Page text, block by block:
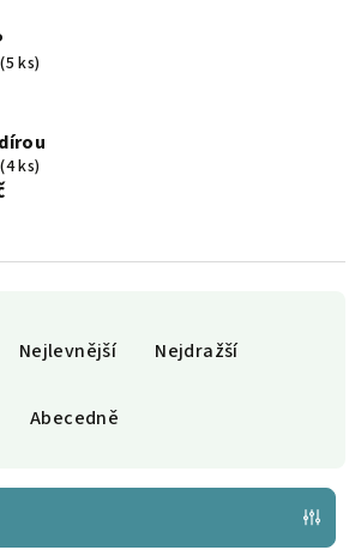
(5 ks)
(4 ks)
Nejlevnější Nejdražší
Abecedně